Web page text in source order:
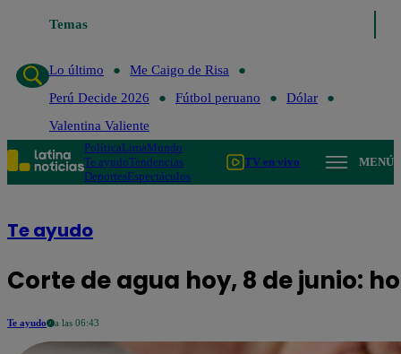
Temas
Lo último
Me Caigo de Risa
Perú Decide 2026
Fútbol peruano
Dólar
Valentina Valiente
PolíticaLimaMundo
Te ayudoTendencias
DeportesEspectáculos
TV en vivo MENÚ
Te ayudo
Corte de agua hoy, 8 de junio:
Te ayudo a las 06:43